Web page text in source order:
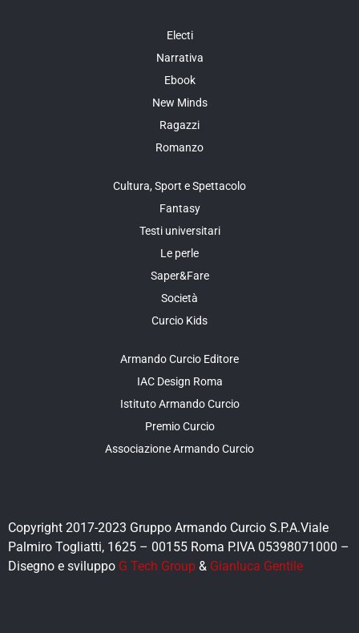
Electi
Narrativa
Ebook
New Minds
Ragazzi
Romanzo
Cultura, Sport e Spettacolo
Fantasy
Testi universitari
Le perle
Saper&Fare
Società
Curcio Kids
Armando Curcio Editore
IAC Design Roma
Istituto Armando Curcio
Premio Curcio
Associazione Armando Curcio
Copyright 2017-2023 Gruppo Armando Curcio S.P.A.Viale
Palmiro Togliatti, 1625 – 00155 Roma P.IVA 05398071000 –
Disegno e sviluppo G Tech Group & Gianluca Gentile